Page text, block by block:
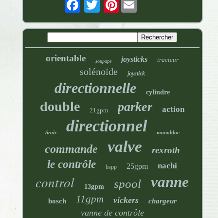
orientable soupape joysticks tracteur
solénoïde joystick
directionnelle cylindre
double 21gpm parker action
tiroir directionnel monobloc
commande valve rexroth
le contrôle bspp 25gpm nachi
control 13gpm spool vanne
bosch 11gpm vickers chargeur
vanne de contrôle